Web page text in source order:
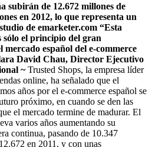
subirán de 12.672 millones de
en 2012, lo que representa un
de emarketer.com “Esta
sólo el principio del gran
español del e-commerce
David Chau, Director Ejecutivo
~Trusted Shops, la empresa líder
online, ha señalado que el
años por el e-commerce español se
próximo, en cuando se den las
el mercado termine de madurar. El
varios años aumentando su
continua, pasando de 10.347
en 2011, y con unas